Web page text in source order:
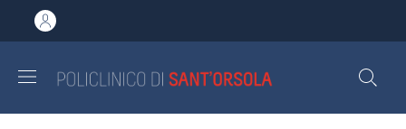
al contenuto principale
to footer content